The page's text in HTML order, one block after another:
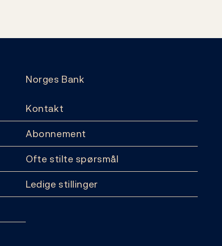
Norges Bank
Kontakt
Abonnement
Ofte stilte spørsmål
Ledige stillinger